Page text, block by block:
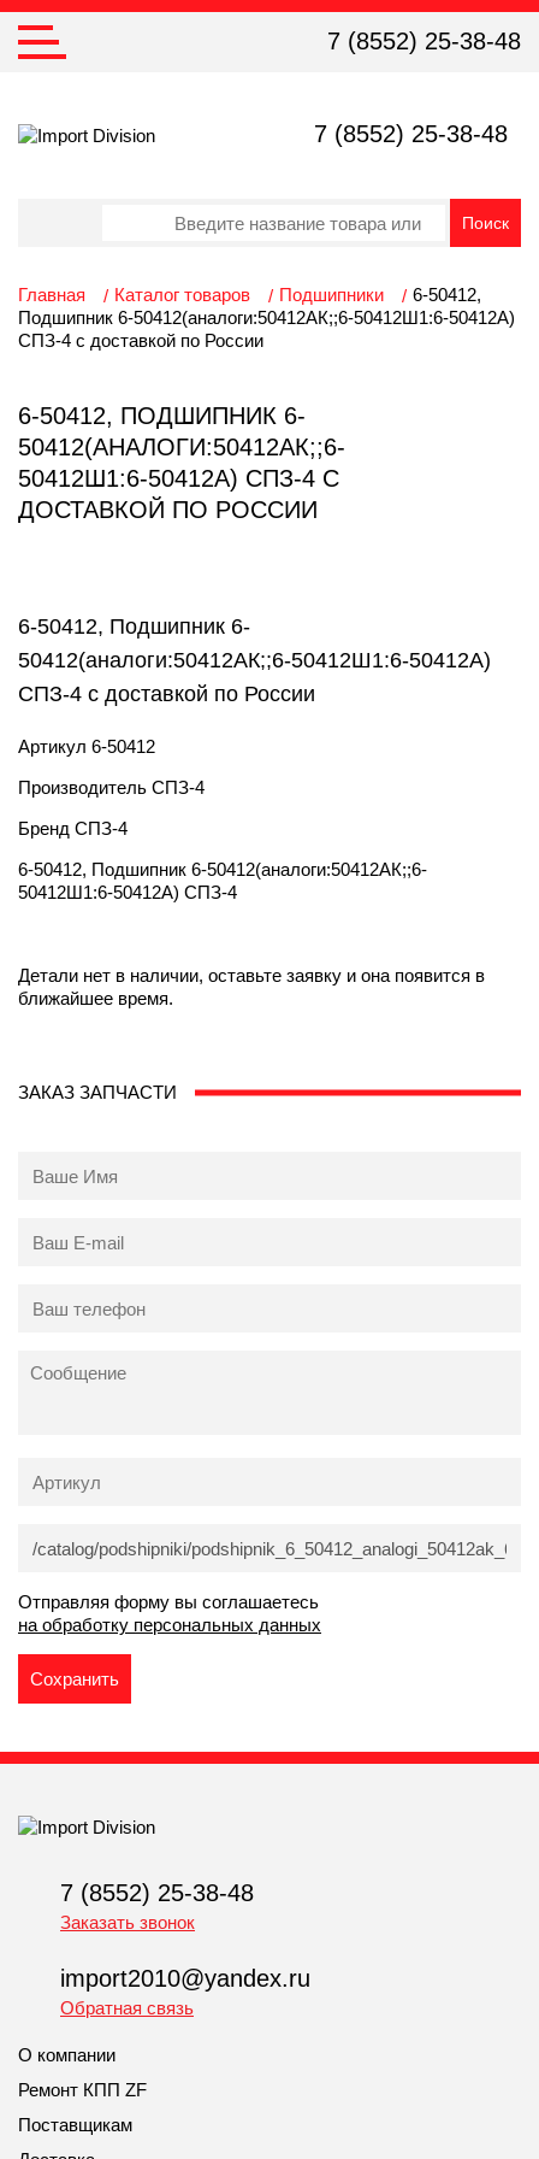
7 (8552) 25-38-48
7 (8552) 25-38-48
Главная Каталог товаров Подшипники
6-50412,
Подшипник 6-50412(аналоги:50412АК;;6-50412Ш1:6-50412А)
СПЗ-4 с доставкой по России
6-50412, ПОДШИПНИК 6-
50412(АНАЛОГИ:50412АК;;6-
50412Ш1:6-50412А) СПЗ-4 С
ДОСТАВКОЙ ПО РОССИИ
6-50412, Подшипник 6-
50412(аналоги:50412АК;;6-50412Ш1:6-50412А)
СПЗ-4 с доставкой по России
Артикул 6-50412
Производитель СПЗ-4
Бренд СПЗ-4
6-50412, Подшипник 6-50412(аналоги:50412АК;;6-
50412Ш1:6-50412А) СПЗ-4
Детали нет в наличии, оставьте заявку и она появится в
ближайшее время.
ЗАКАЗ ЗАПЧАСТИ
Отправляя форму вы соглашаетесь
на обработку персональных данных
7 (8552) 25-38-48
Заказать звонок
import2010@yandex.ru
Обратная связь
О компании
Ремонт КПП ZF
Поставщикам